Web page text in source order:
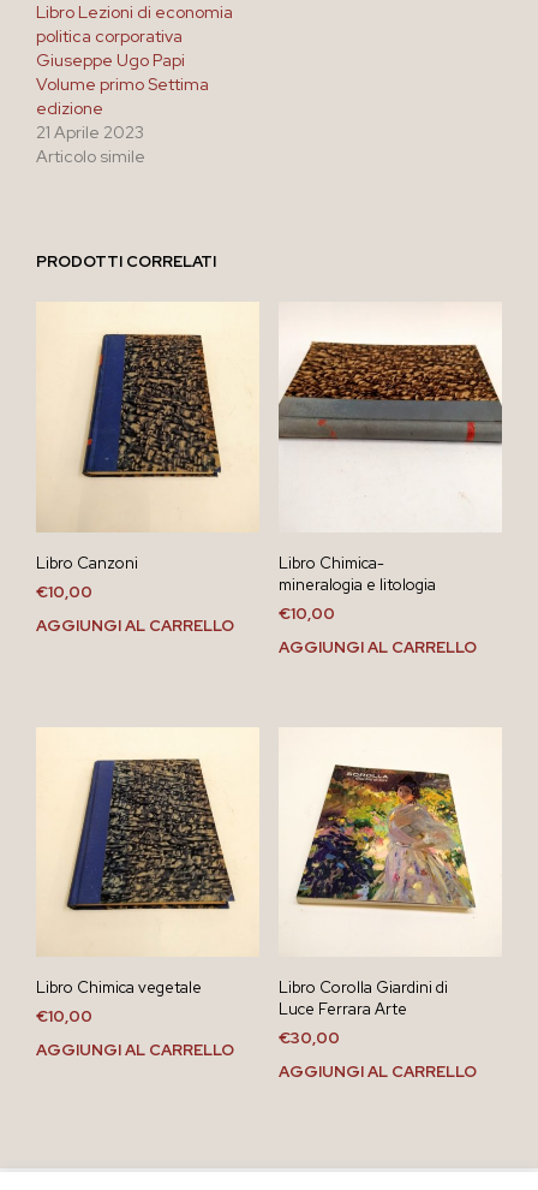
Libro Lezioni di economia
politica corporativa
Giuseppe Ugo Papi
Volume primo Settima
edizione
21 Aprile 2023
Articolo simile
PRODOTTI CORRELATI
Libro Canzoni
€10,00
AGGIUNGI AL CARRELLO
Libro Chimica-
mineralogia e litologia
€10,00
AGGIUNGI AL CARRELLO
Libro Chimica vegetale
€10,00
AGGIUNGI AL CARRELLO
Libro Corolla Giardini di
Luce Ferrara Arte
€30,00
AGGIUNGI AL CARRELLO